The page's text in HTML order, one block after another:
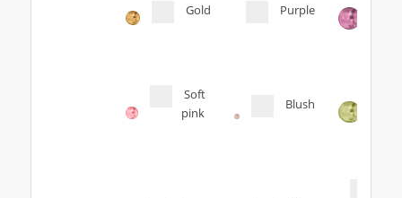
Gold Purple
Soft
pink
Blush